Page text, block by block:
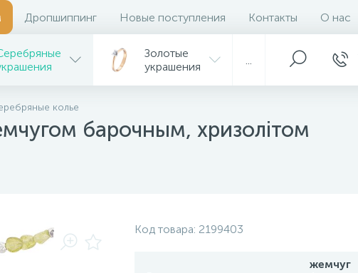
Дропшиппинг Новые поступления Контакты О нас
Золотые
украшения
колье
барочным, хризолітом
Код товара: 2199403
жемчуг